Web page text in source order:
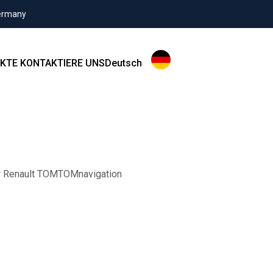
KONTAKTIERE UNSDeutsch
TOMTOMnavigation